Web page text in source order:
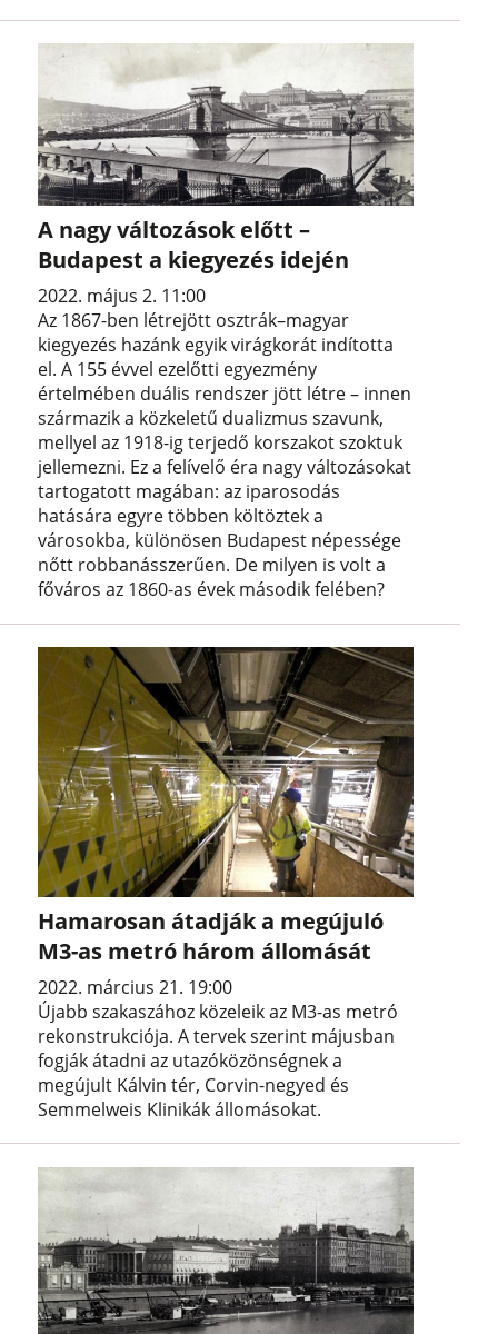
A nagy változások előtt –
Budapest a kiegyezés idején
2022. május 2. 11:00
Az 1867-ben létrejött osztrák–magyar
kiegyezés hazánk egyik virágkorát indította
el. A 155 évvel ezelőtti egyezmény
értelmében duális rendszer jött létre – innen
származik a közkeletű dualizmus szavunk,
mellyel az 1918-ig terjedő korszakot szoktuk
jellemezni. Ez a felívelő éra nagy változásokat
tartogatott magában: az iparosodás
hatására egyre többen költöztek a
városokba, különösen Budapest népessége
nőtt robbanásszerűen. De milyen is volt a
főváros az 1860-as évek második felében?
Hamarosan átadják a megújuló
M3-as metró három állomását
2022. március 21. 19:00
Újabb szakaszához közeleik az M3-as metró
rekonstrukciója. A tervek szerint májusban
fogják átadni az utazóközönségnek a
megújult Kálvin tér, Corvin-negyed és
Semmelweis Klinikák állomásokat.